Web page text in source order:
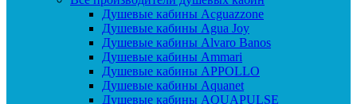
Душевые кабины Acguazzone
Душевые кабины Agua Joy
Душевые кабины Alvaro Banos
Душевые кабины Ammari
Душевые кабины APPOLLO
Душевые кабины Aquanet
Душевые кабины AQUAPULSE